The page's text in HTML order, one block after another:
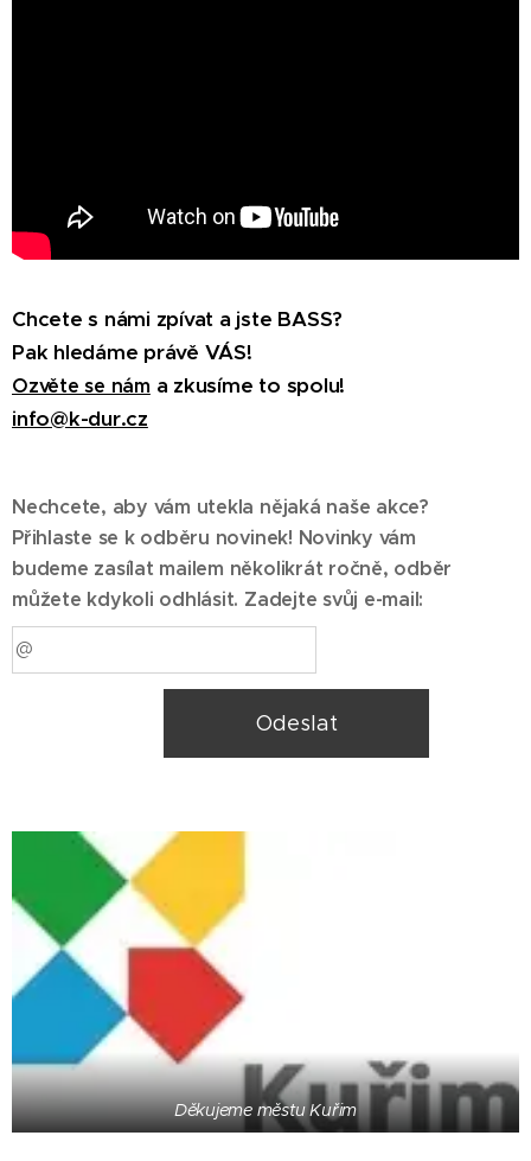
Chcete s námi zpívat a jste BASS?
Pak hledáme právě VÁS!
Ozvěte se nám a zkusíme to spolu!
info@k-dur.cz
Nechcete, aby vám utekla nějaká naše akce?
Přihlaste se k odběru novinek! Novinky vám
budeme zasílat mailem několikrát ročně, odběr
můžete kdykoli odhlásit. Zadejte svůj e-mail:
Odeslat
Děkujeme městu Kuřim